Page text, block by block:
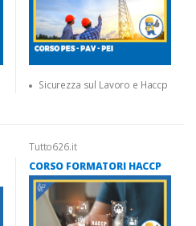
Sicurezza sul Lavoro e Haccp
Tutto626.it
CORSO FORMATORI HACCP